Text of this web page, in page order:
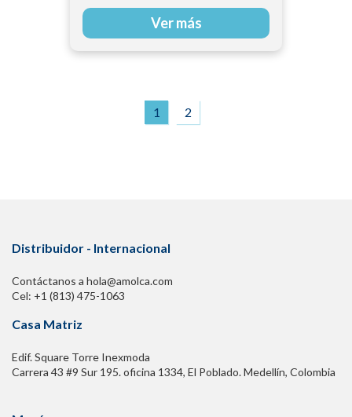
Ver más
1 2
Distribuidor - Internacional
Contáctanos a hola@amolca.com
Cel: +1 (813) 475-1063
Casa Matriz
Edif. Square Torre Inexmoda
Carrera 43 #9 Sur 195. oficina 1334, El Poblado. Medellín, Colombia